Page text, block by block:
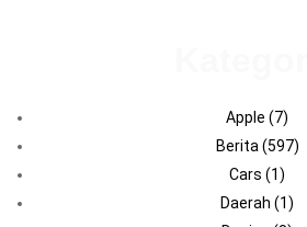
Apple (7)
Berita (597)
Cars (1)
Daerah (1)